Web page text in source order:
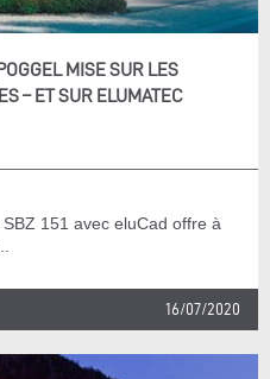
MISE SUR LES
– ET SUR ELUMATEC
151 avec eluCad offre à
16/07/2020